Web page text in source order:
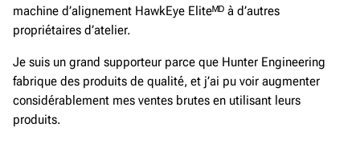
machine d’alignement HawkEye Eliteᴹᴰ à d’autres
propriétaires d’atelier.
Je suis un grand supporteur parce que Hunter Engineering
fabrique des produits de qualité, et j’ai pu voir augmenter
considérablement mes ventes brutes en utilisant leurs
produits.